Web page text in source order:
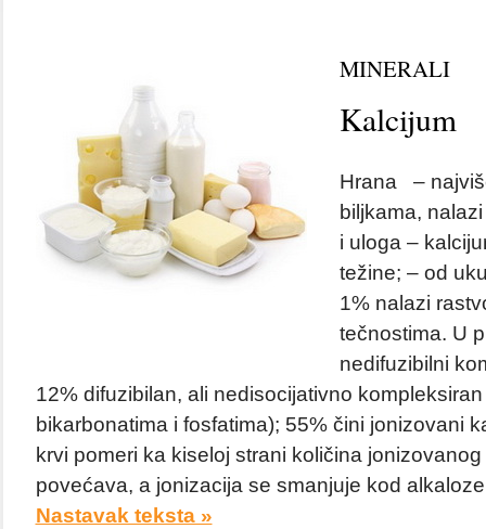
MINERALI
Kalcijum
Hrana –
biljkama,
i uloga –
težine; – od
1% nalazi
tečnostima. U
nedifuzibilni
12% difuzibilan, ali nedisocijativno
bikarbonatima i fosfatima); 55% čini jonizovani
krvi pomeri ka kiseloj strani količina
povećava, a jonizacija se smanjuje kod
Nastavak teksta »